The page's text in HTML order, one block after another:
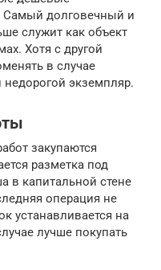
Самый долговечный и
служит как объект
Хотя с другой
в случае
экземпляр.
закупаются
разметка под
в капитальной стене
операция не
устанавливается на
лучше покупать